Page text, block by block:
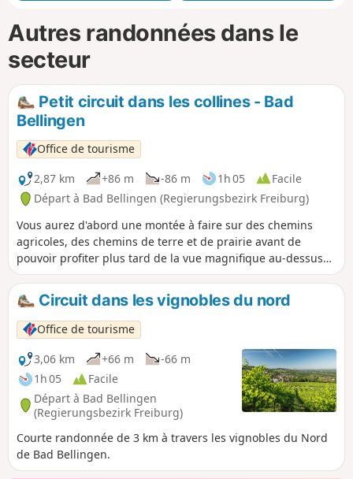
Autres randonnées dans le
secteur
Petit circuit dans les collines - Bad
Bellingen
Office de tourisme
2,87 km
+86 m -86 m 1h 05
Facile
Départ à Bad Bellingen (Regierungsbezirk Freiburg)
Vous aurez d'abord une montée à faire sur des chemins
agricoles, des chemins de terre et de prairie avant de
pouvoir profiter plus tard de la vue magnifique au-dessus
du village. Le circuit traverse les collines de Bad Bellingen
avec ses vignobles pittoresques et sa vue sur le village et le
Rhin.Circuit dans les vignobles du nord
Office de tourisme
3,06 km
+66 m
-66 m
1h 05
Facile
Départ à Bad Bellingen
(Regierungsbezirk Freiburg)
Courte randonnée de 3 km à travers les vignobles du Nord
de Bad Bellingen.